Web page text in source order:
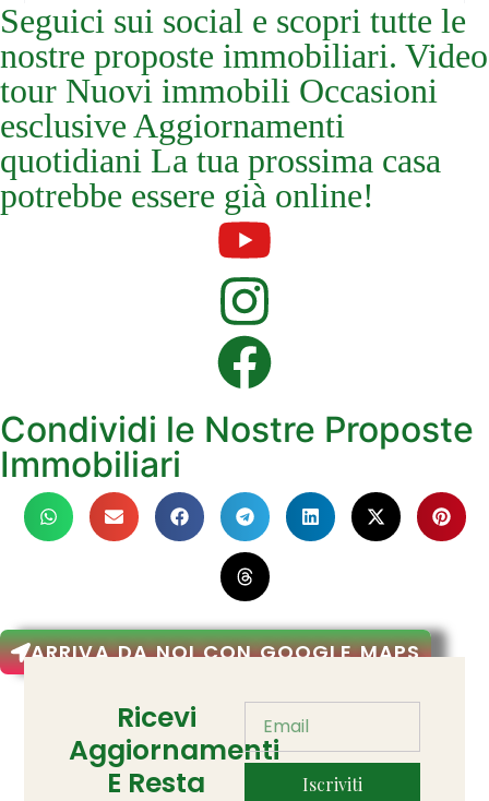
Seguici sui social e scopri tutte le
nostre proposte immobiliari. Video
tour Nuovi immobili Occasioni
esclusive Aggiornamenti
quotidiani La tua prossima casa
potrebbe essere già online!
Condividi le Nostre Proposte
Immobiliari
ARRIVA DA NOI CON GOOGLE MAPS
Ricevi
Aggiornamenti
E Resta
Iscriviti